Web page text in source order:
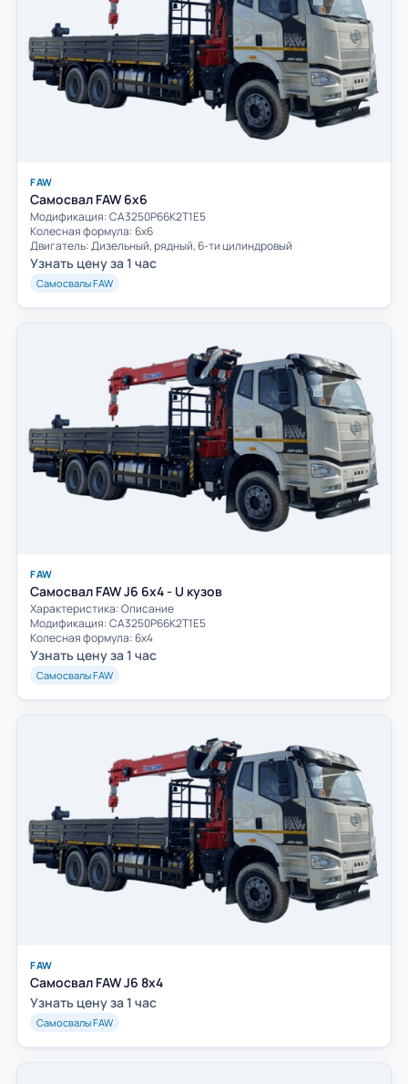
FAW
Самосвал FAW 6х6
Модификация: CA3250P66K2T1E5
Колесная формула: 6х6
Двигатель: Дизельный, рядный, 6-ти цилиндровый
Узнать цену за 1 час
Самосвалы FAW
FAW
Самосвал FAW J6 6x4 - U кузов
Характеристика: Описание
Модификация: CA3250P66K2T1E5
Колесная формула: 6x4
Узнать цену за 1 час
Самосвалы FAW
FAW
Самосвал FAW J6 8x4
Узнать цену за 1 час
Самосвалы FAW